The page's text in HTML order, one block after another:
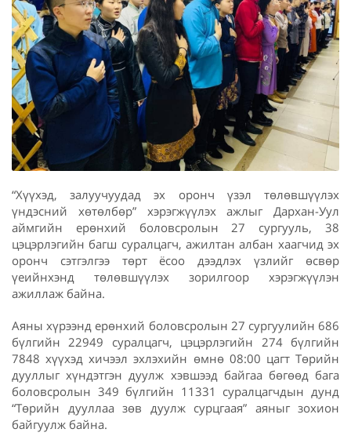
“Хүүхэд, залуучуудад эх оронч үзэл төлөвшүүлэх
үндэсний хөтөлбөр” хэрэгжүүлэх ажлыг Дархан-Уул
аймгийн ерөнхий боловсролын 27 сургууль, 38
цэцэрлэгийн багш суралцагч, ажилтан албан хаагчид эх
оронч сэтгэлгээ төрт ёсоо дээдлэх үзлийг өсвөр
үеийнхэнд төлөвшүүлэх зорилгоор хэрэгжүүлэн
ажиллаж байна.
Аяны хүрээнд ерөнхий боловсролын 27 сургуулийн 686
бүлгийн 22949 суралцагч, цэцэрлэгийн 274 бүлгийн
7848 хүүхэд хичээл эхлэхийн өмнө 08:00 цагт Төрийн
дууллыг хүндэтгэн дуулж хэвшээд байгаа бөгөөд бага
боловсролын 349 бүлгийн 11331 суралцагчдын дунд
“Төрийн дууллаа зөв дуулж сурцгаая” аяныг зохион
байгуулж байна.